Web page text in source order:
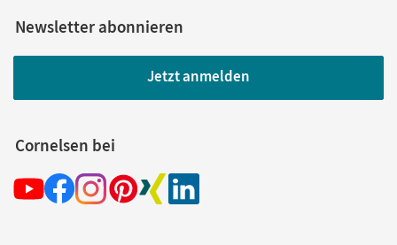
Newsletter abonnieren
Jetzt anmelden
Cornelsen bei